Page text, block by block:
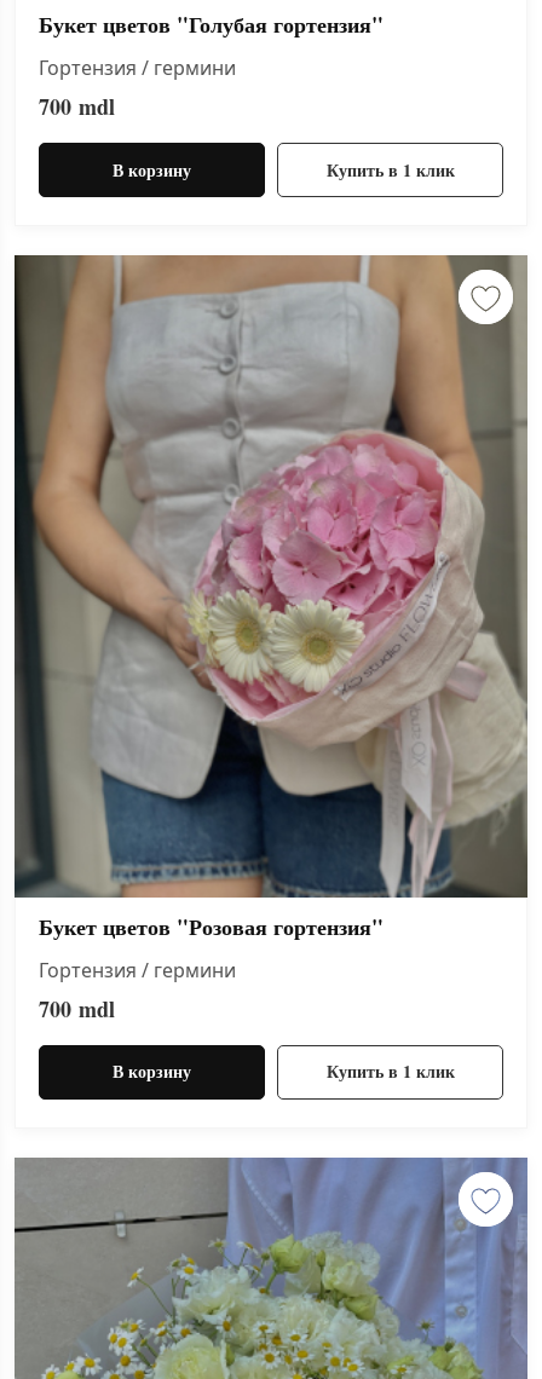
Букет цветов "Голубая гортензия"
Гортензия / гермини
700 mdl
В корзину Купить в 1 клик
Букет цветов "Розовая гортензия"
Гортензия / гермини
700 mdl
В корзину Купить в 1 клик